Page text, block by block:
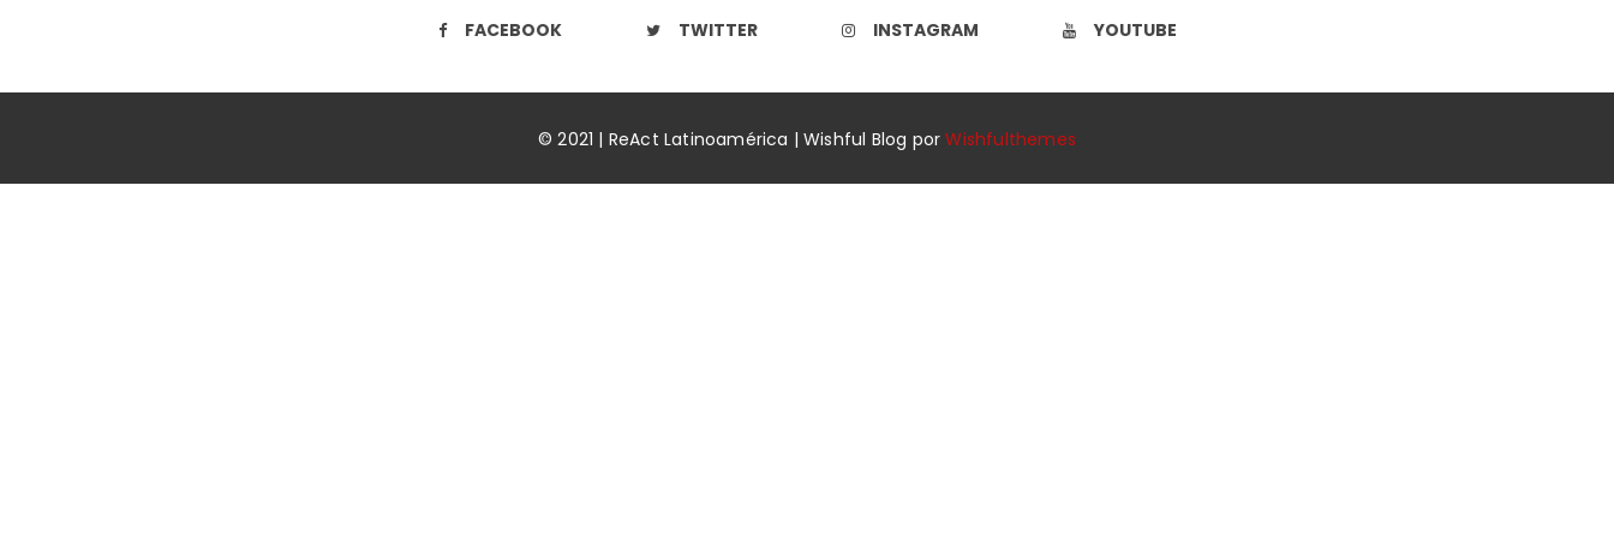
FACEBOOK TWITTER INSTAGRAM YOUTUBE
© 2021 | ReAct Latinoamérica | Wishful Blog porWishfulthemes